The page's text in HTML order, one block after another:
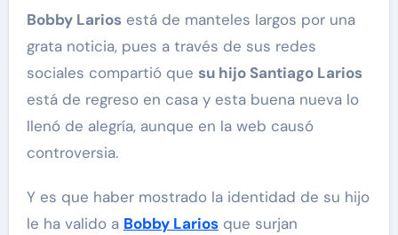
Bobby Lariosestá de manteles largos por una
grata noticia, pues a través de sus redes
sociales compartió que su hijo Santiago Larios
está de regreso en casa y esta buena nueva lo
llenó de alegría, aunque en la web causó
controversia.
Y es que haber mostrado la identidad de su hijo
le ha valido a Bobby Lariosque surjan